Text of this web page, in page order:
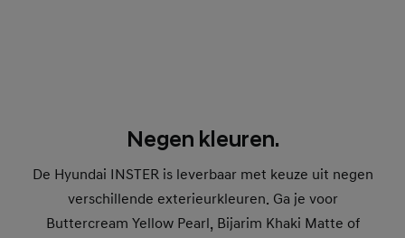
Negen kleuren.
De Hyundai INSTER is leverbaar met keuze uit negen
verschillende exterieurkleuren. Ga je voor
Buttercream Yellow Pearl, Bijarim Khaki Matte of